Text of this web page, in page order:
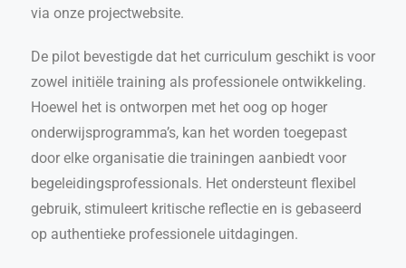
via onze projectwebsite.
De pilot bevestigde dat het curriculum geschikt is voor
zowel initiële training als professionele ontwikkeling.
Hoewel het is ontworpen met het oog op hoger
onderwijsprogramma’s, kan het worden toegepast
door elke organisatie die trainingen aanbiedt voor
begeleidingsprofessionals. Het ondersteunt flexibel
gebruik, stimuleert kritische reflectie en is gebaseerd
op authentieke professionele uitdagingen.